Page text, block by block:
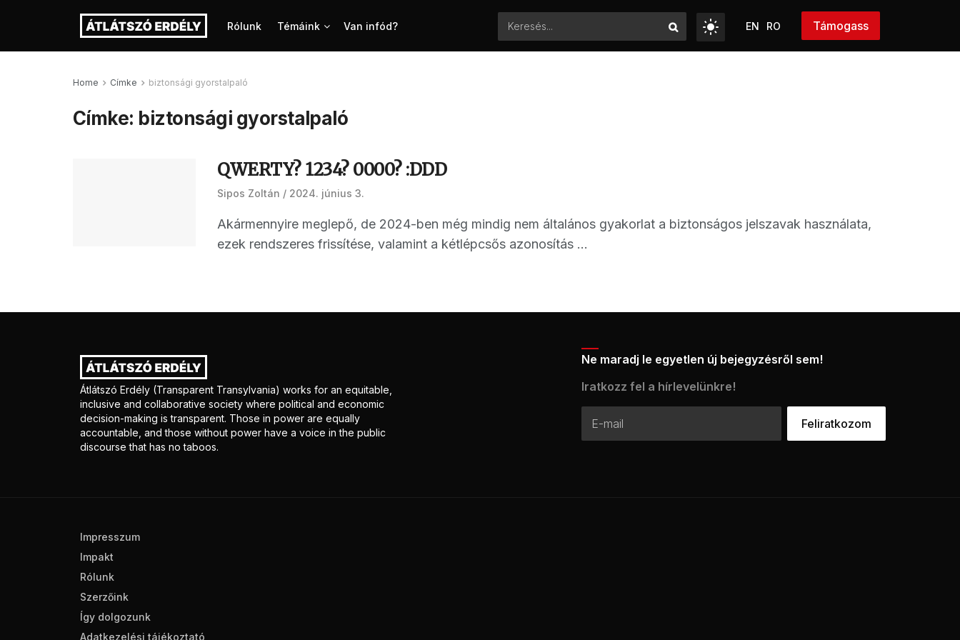
Rólunk Témáink Van infód? EN RO Támogass
Home Címke biztonsági gyorstalpaló
Címke: biztonsági gyorstalpaló
QWERTY? 1234? 0000? :DDD
Sipos Zoltán 2024. június 3.
Akármennyire meglepő, de 2024-ben még mindig nem általános gyakorlat a biztonságos jelszavak használata,
ezek rendszeres frissítése, valamint a kétlépcsős azonosítás ...
Átlátszó Erdély (Transparent Transylvania) works for an equitable,
inclusive and collaborative society where political and economic
decision-making is transparent. Those in power are equally
accountable, and those without power have a voice in the public
discourse that has no taboos.
Ne maradj le egyetlen új bejegyzésről sem!
Iratkozz fel a hírlevelünkre!
Impresszum
Impakt
Rólunk
Szerzőink
Így dolgozunk
Adatkezelési tájékoztató